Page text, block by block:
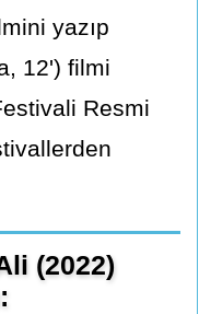
yazıp
12') filmi
Resmi
(2022)